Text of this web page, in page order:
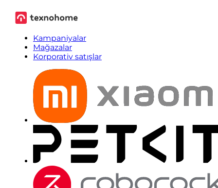
Kampaniyalar
Mağazalar
Korporativ satışlar